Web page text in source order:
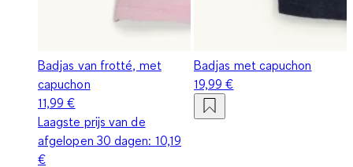
Badjas van frotté, met
capuchon
11,99 €
Laagste prijs van de
afgelopen 30 dagen: 10,19
€
Badjas met capuchon
19,99 €